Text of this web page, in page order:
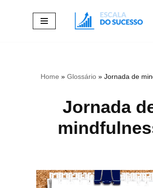
Home » Glossário » Jornada de
Jornada